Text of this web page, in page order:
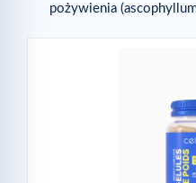
pożywienia